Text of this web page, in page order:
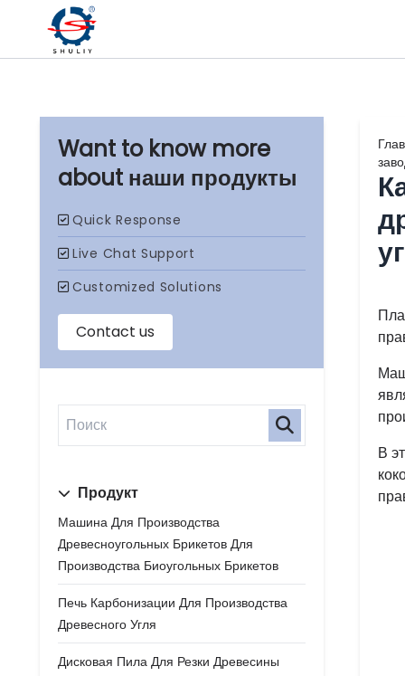
наши продукты
Продукт
Машина Для Производства
Древесноугольных Брикетов Для
Производства Биоугольных Брикетов
Печь Карбонизации Для Производства
Древесного Угля
Дисковая Пила Для Резки Древесины
В